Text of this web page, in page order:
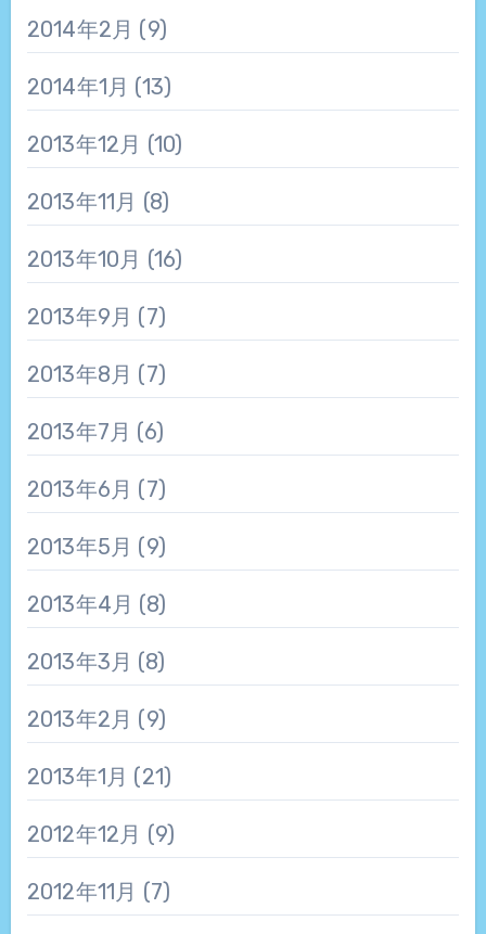
2014年2月 (9)
2014年1月 (13)
2013年12月 (10)
2013年11月 (8)
2013年10月 (16)
2013年9月 (7)
2013年8月 (7)
2013年7月 (6)
2013年6月 (7)
2013年5月 (9)
2013年4月 (8)
2013年3月 (8)
2013年2月 (9)
2013年1月 (21)
2012年12月 (9)
2012年11月 (7)